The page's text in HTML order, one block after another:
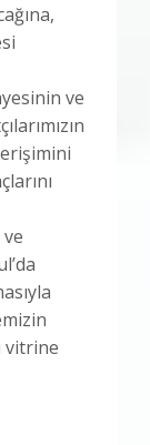
ve
vitrine